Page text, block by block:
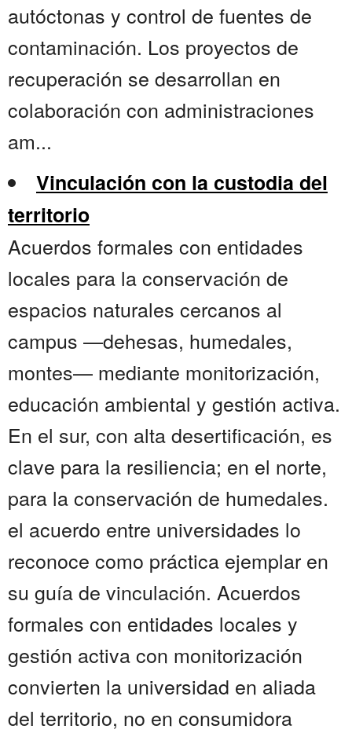
autóctonas y control de fuentes de
contaminación. Los proyectos de
recuperación se desarrollan en
colaboración con administraciones
am...
Vinculación con la custodia del
territorio
Acuerdos formales con entidades
locales para la conservación de
espacios naturales cercanos al
campus —dehesas, humedales,
montes— mediante monitorización,
educación ambiental y gestión activa.
En el sur, con alta desertificación, es
clave para la resiliencia; en el norte,
para la conservación de humedales.
el acuerdo entre universidades lo
reconoce como práctica ejemplar en
su guía de vinculación. Acuerdos
formales con entidades locales y
gestión activa con monitorización
convierten la universidad en aliada
del territorio, no en consumidora